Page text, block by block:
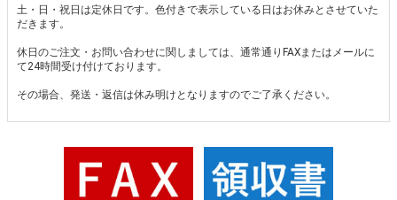
土・日・祝日は定休日です。色付きで表示している日はお休みとさせていた
だきます。
休日のご注文・お問い合わせに関しましては、通常通りFAXまたはメールに
て24時間受け付けております。
その場合、発送・返信は休み明けとなりますのでご了承ください。